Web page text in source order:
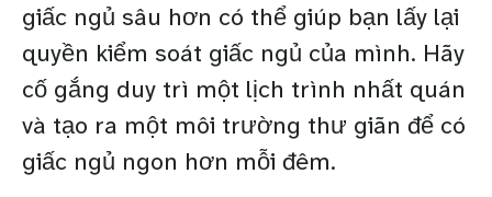
giấc ngủ sâu hơn có thể giúp bạn lấy lại
quyền kiểm soát giấc ngủ của mình. Hãy
cố gắng duy trì một lịch trình nhất quán
và tạo ra một môi trường thư giãn để có
giấc ngủ ngon hơn mỗi đêm.